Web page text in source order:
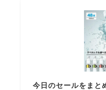
今日のセールをまと